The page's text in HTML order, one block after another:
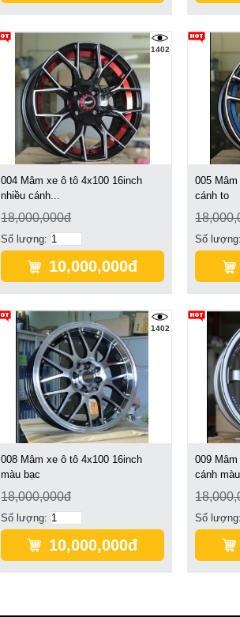
1402
004 Mâm xe ô tô 4x100 16inch
nhiều cánh...
18,000,000đ
Số lượng:
10,000,000đ
005
cánh to
Số lượng:
1402
008 Mâm xe ô tô 4x100 16inch
màu bạc
18,000,000đ
Số lượng:
10,000,000đ
009
cánh
Số lượng: